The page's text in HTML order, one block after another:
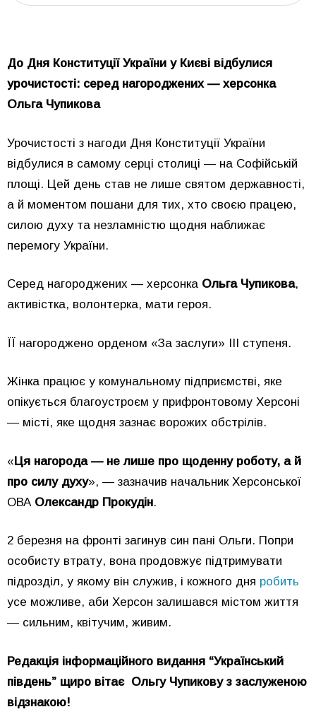
До Дня Конституції України у Києві відбулися
урочистості: серед нагороджених — херсонка
Ольга Чупикова
Урочистості з нагоди Дня Конституції України
відбулися в самому серці столиці — на Софійській
площі. Цей день став не лише святом державності,
а й моментом пошани для тих, хто своєю працею,
силою духу та незламністю щодня наближає
перемогу України.
Серед нагороджених — херсонка Ольга Чупикова,
активістка, волонтерка, мати героя.
ЇЇ нагороджено орденом «За заслуги» ІІІ ступеня.
Жінка працює у комунальному підприємстві, яке
опікується благоустроєм у прифронтовому Херсоні
— місті, яке щодня зазнає ворожих обстрілів.
«Ця нагорода — не лише про щоденну роботу, а й
про силу духу», — зазначив начальник Херсонської
ОВА Олександр Прокудін.
2 березня на фронті загинув син пані Ольги. Попри
особисту втрату, вона продовжує підтримувати
підрозділ, у якому він служив, і кожного дня робить
усе можливе, аби Херсон залишався містом життя
— сильним, квітучим, живим.
Редакція інформаційного видання “Український
південь” щиро вітає Ольгу Чупикову з заслуженою
відзнакою!